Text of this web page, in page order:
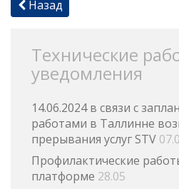
Назад
Технические
уведомления
14.06.2024 в связи с
работами в Таллинне
прерывания услуг STV
Профилактические
платформе 28.05